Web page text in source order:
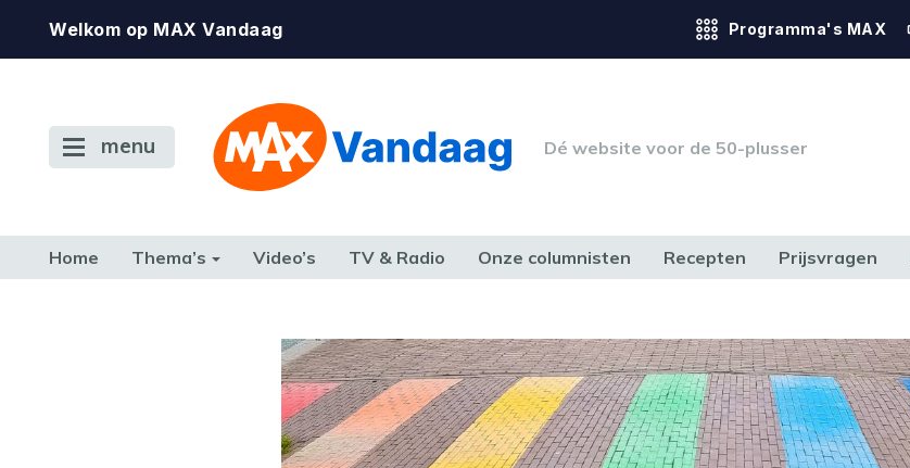
Welkom op MAX Vandaag Programma's MAX
menu Dé website voor de 50-plusser
Home Thema’s Video’s TV & Radio Onze columnisten Recepten Prijsvragen